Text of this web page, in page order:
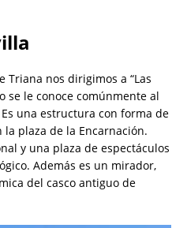
Triana nos dirigimos a “Las
se le conoce comúnmente al
Es una estructura con forma de
plaza de la Encarnación.
y una plaza de espectáculos
Además es un mirador,
del casco antiguo de